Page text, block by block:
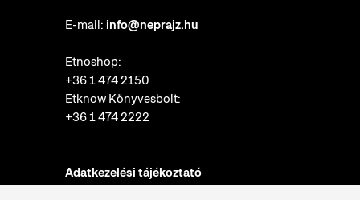
E-mail: info@neprajz.hu
Etnoshop:
+36 1 474 2150
Etknow Könyvesbolt:
+36 1 474 2222
Adatkezelési tájékoztató